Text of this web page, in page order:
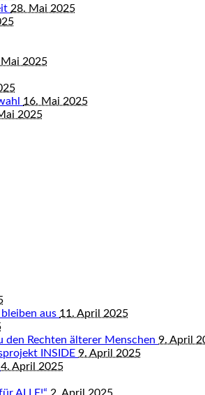
28. Mai 2025
2025
16. Mai 2025
2025
aus 11. April 2025
Rechten älterer Menschen 9. April
INSIDE 9. April 2025
4. April 2025